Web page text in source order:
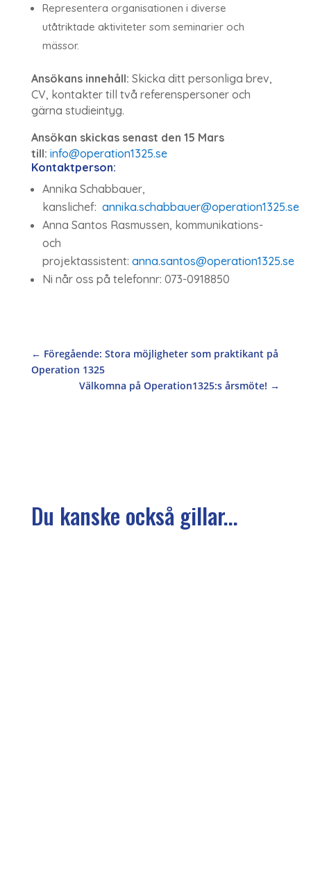
Representera organisationen i diverse
utåtriktade aktiviteter som seminarier och
mässor.
Ansökans innehåll: Skicka ditt personliga brev,
CV, kontakter till två referenspersoner och
gärna studieintyg.
Ansökan skickas senast den 15 Mars
till: info@operation1325.se
Kontaktperson:
Annika Schabbauer,
kanslichef: annika.schabbauer@operation1325.se
Anna Santos Rasmussen, kommunikations-
och
projektassistent: anna.santos@operation1325.se
Ni når oss på telefonnr: 073-0918850
← Föregående: Stora möjligheter som praktikant på
Operation 1325
Välkomna på Operation1325:s årsmöte! →
Du kanske också gillar...